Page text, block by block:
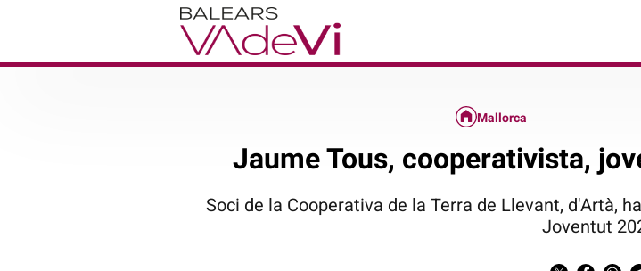
Mallorca
Jaume Tous, cooperativista,
Soci de la Cooperativa de la Terra de Llevant, d'Artà,
Joventut